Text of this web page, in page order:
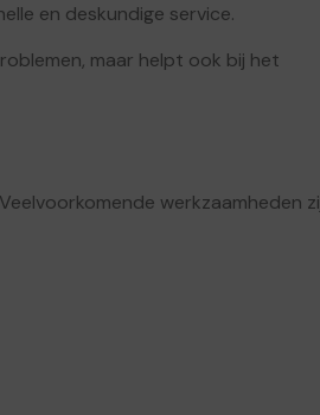
en deskundige service.
maar helpt ook bij het
werkzaamheden